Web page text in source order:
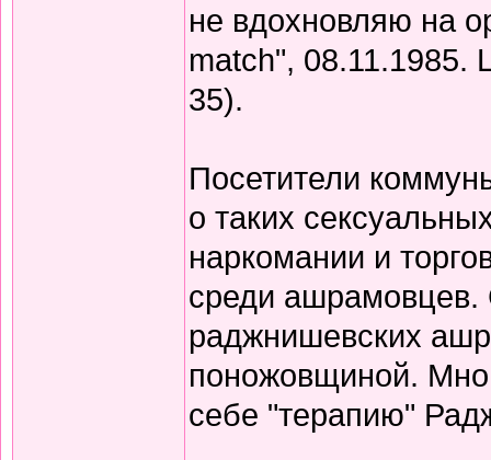
не вдохновляю на
match", 08.11.1985.
35).
Посетители
о таких
наркомании и
среди ашрамовцев.
раджнишевских
поножовщиной.
себе "терапию"